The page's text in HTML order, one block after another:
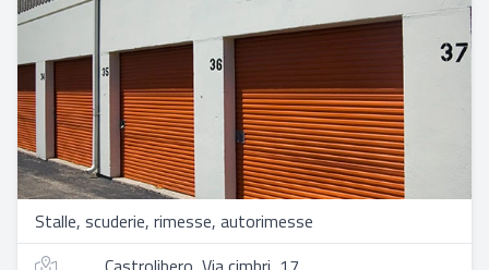
Stalle, scuderie, rimesse, autorimesse